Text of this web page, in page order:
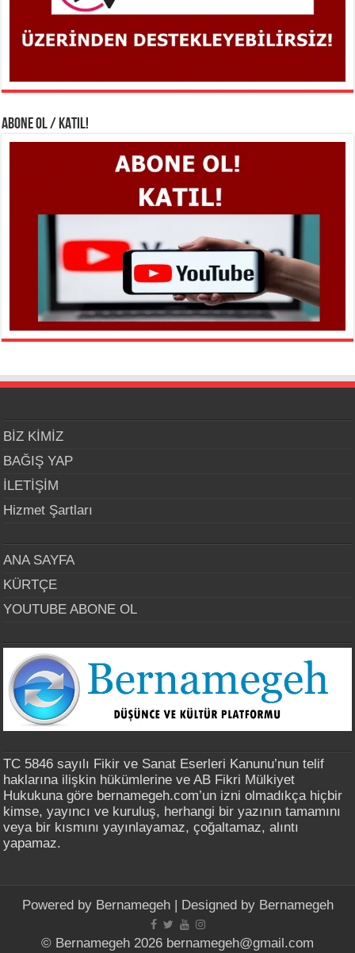
ABONE OL / KATIL!
BİZ KİMİZ
BAĞIŞ YAP
İLETİŞİM
Hizmet Şartları
ANA SAYFA
KÜRTÇE
YOUTUBE ABONE OL
TC 5846 sayılı Fikir ve Sanat Eserleri Kanunu’nun telif
haklarına ilişkin hükümlerine ve AB Fikri Mülkiyet
Hukukuna göre bernamegeh.com’un izni olmadıkça hiçbir
kimse, yayıncı ve kuruluş, herhangi bir yazının tamamını
veya bir kısmını yayınlayamaz, çoğaltamaz, alıntı
yapamaz.
Powered by Bernamegeh| Designed by Bernamegeh
© Bernamegeh 2026 bernamegeh@gmail.com